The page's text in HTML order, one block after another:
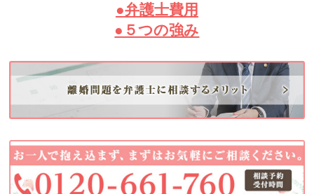
●弁護士費用
●５つの強み